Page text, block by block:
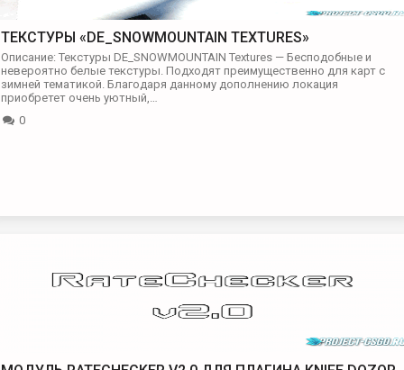
ТЕКСТУРЫ «DE_SNOWMOUNTAIN TEXTURES»
Описание: Текстуры DE_SNOWMOUNTAIN Textures — Бесподобные и
невероятно белые текстуры. Подходят преимущественно для карт с
зимней тематикой. Благодаря данному дополнению локация
приобретет очень уютный,…
0